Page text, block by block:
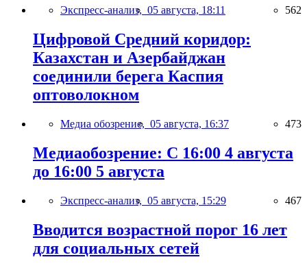
Экспресс-анализ, 05 августа, 18:11 562
Цифровой Средний коридор:
Казахстан и Азербайджан
соединили берега Каспия
оптоволокном
Медиа обозрение, 05 августа, 16:37 473
Медиаобозрение: С 16:00 4 августа
до 16:00 5 августа
Экспресс-анализ, 05 августа, 15:29 467
Вводится возрастной порог 16 лет
для социальных сетей